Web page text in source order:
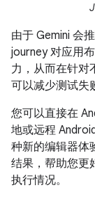
由于 Gemini 会
journey 对应用
力，从而在针对
可以减少测试失
您可以直接在
地或远程
种新的编辑器体
结果，帮助您更
执行情况。